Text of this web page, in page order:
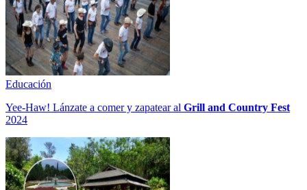
Educación
Yee-Haw! Lánzate a comer y zapatear al Grill and Country Fest
2024